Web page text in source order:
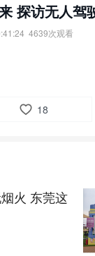
探访无人驾
4639次观看
激动人心的飞行表
国产无人驾驶飞行
人更加期待中国智造
18
火 东莞这